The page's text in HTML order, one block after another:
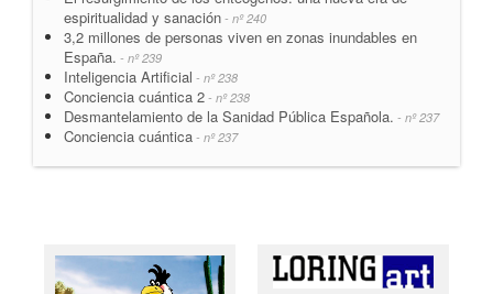
espiritualidad y sanación - nº 240
3,2 millones de personas viven en zonas inundables en
España. - nº 239
Inteligencia Artificial - nº 238
Conciencia cuántica 2 - nº 238
Desmantelamiento de la Sanidad Pública Española. - nº 237
Conciencia cuántica - nº 237